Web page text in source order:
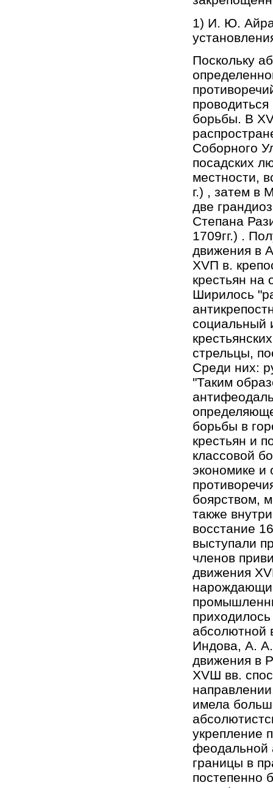
1) И. Ю.
Поскольку
борьбы. В
Соборного
посадских
местности,
г.) , затем в
две
Степана
1709гг.) .
движения в
ХVП в.
крестьян на
Ширилось
социальный
стрельцы,
Среди них:
"Таким
борьбы в
крестьян и
классовой
экономике
боярством,
также
восстание
выступали
членов
движения
абсолютной
Индова, А.
движения в
ХVШ вв.
имела
укрепление
феодальной
границы в
постепенно